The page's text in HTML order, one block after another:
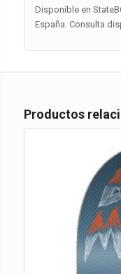
Disponible en
España. Consulta
Productos